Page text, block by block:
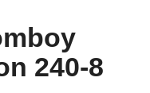
240-8